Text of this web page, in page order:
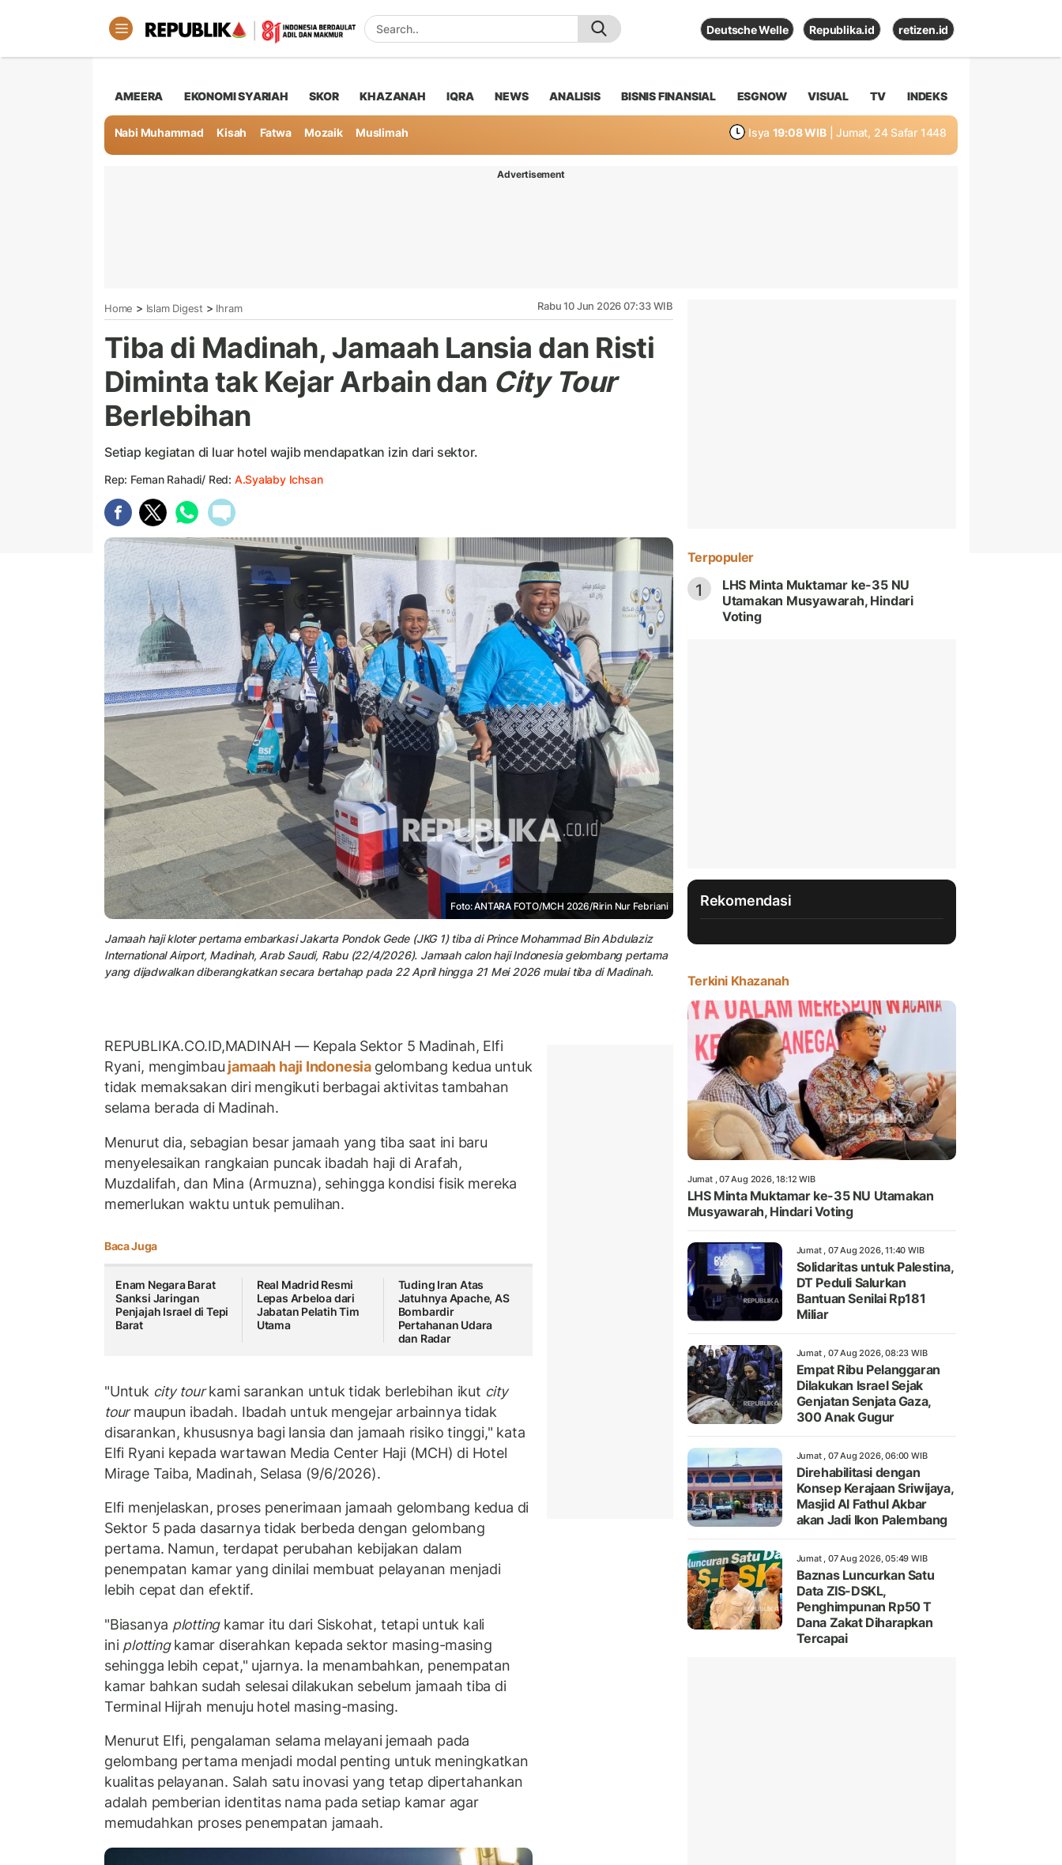
Deutsche Welle Republika.id retizen.id
AMEERA EKONOMI SYARIAH SKOR KHAZANAH IQRA NEWS ANALISIS BISNIS FINANSIAL ESGNOW VISUAL TV INDEKS
Nabi Muhammad Kisah Fatwa Mozaik Muslimah Isya 19:08 WIB | Jumat, 24 Safar 1448
Advertisement
Home > Islam Digest > Ihram Rabu 10 Jun 2026 07:33 WIB
Tiba di Madinah, Jamaah Lansia dan Risti
Diminta tak Kejar Arbain dan City Tour
Berlebihan
Setiap kegiatan di luar hotel wajib mendapatkan izin dari sektor.
Rep: Fernan Rahadi/ Red: A.Syalaby Ichsan
Foto: ANTARA FOTO/MCH 2026/Ririn Nur Febriani
Jamaah haji kloter pertama embarkasi Jakarta Pondok Gede (JKG 1) tiba di Prince Mohammad Bin Abdulaziz
International Airport, Madinah, Arab Saudi, Rabu (22/4/2026). Jamaah calon haji Indonesia gelombang pertama
yang dijadwalkan diberangkatkan secara bertahap pada 22 April hingga 21 Mei 2026 mulai tiba di Madinah.
REPUBLIKA.CO.ID,MADINAH — Kepala Sektor 5 Madinah, Elfi
Ryani, mengimbau jamaah haji Indonesia gelombang kedua untuk
tidak memaksakan diri mengikuti berbagai aktivitas tambahan
selama berada di Madinah.
Menurut dia, sebagian besar jamaah yang tiba saat ini baru
menyelesaikan rangkaian puncak ibadah haji di Arafah,
Muzdalifah, dan Mina (Armuzna), sehingga kondisi fisik mereka
memerlukan waktu untuk pemulihan.
Baca Juga
Enam Negara Barat
Sanksi Jaringan
Penjajah Israel di Tepi
Barat
Real Madrid Resmi
Lepas Arbeloa dari
Jabatan Pelatih Tim
Utama
Tuding Iran Atas
Jatuhnya Apache, AS
Bombardir
Pertahanan Udara
dan Radar
"Untuk city tourkami sarankan untuk tidak berlebihan ikut city
tourmaupun ibadah. Ibadah untuk mengejar arbainnya tidak
disarankan, khususnya bagi lansia dan jamaah risiko tinggi," kata
Elfi Ryani kepada wartawan Media Center Haji (MCH) di Hotel
Mirage Taiba, Madinah, Selasa (9/6/2026).
Elfi menjelaskan, proses penerimaan jamaah gelombang kedua di
Sektor 5 pada dasarnya tidak berbeda dengan gelombang
pertama. Namun, terdapat perubahan kebijakan dalam
penempatan kamar yang dinilai membuat pelayanan menjadi
lebih cepat dan efektif.
"Biasanya plottingkamar itu dari Siskohat, tetapi untuk kali
ini plottingkamar diserahkan kepada sektor masing-masing
sehingga lebih cepat," ujarnya. Ia menambahkan, penempatan
kamar bahkan sudah selesai dilakukan sebelum jamaah tiba di
Terminal Hijrah menuju hotel masing-masing.
Menurut Elfi, pengalaman selama melayani jemaah pada
gelombang pertama menjadi modal penting untuk meningkatkan
kualitas pelayanan. Salah satu inovasi yang tetap dipertahankan
adalah pemberian identitas nama pada setiap kamar agar
memudahkan proses penempatan jamaah.
Terpopuler
1
LHS Minta Muktamar ke-35 NU
Utamakan Musyawarah, Hindari
Voting
Rekomendasi
Terkini Khazanah
Jumat , 07 Aug 2026, 18:12 WIB
LHS Minta Muktamar ke-35 NU Utamakan
Musyawarah, Hindari Voting
Jumat , 07 Aug 2026, 11:40 WIB
Solidaritas untuk Palestina,
DT Peduli Salurkan
Bantuan Senilai Rp181
Miliar
Jumat , 07 Aug 2026, 08:23 WIB
Empat Ribu Pelanggaran
Dilakukan Israel Sejak
Genjatan Senjata Gaza,
300 Anak Gugur
Jumat , 07 Aug 2026, 06:00 WIB
Direhabilitasi dengan
Konsep Kerajaan Sriwijaya,
Masjid Al Fathul Akbar
akan Jadi Ikon Palembang
Jumat , 07 Aug 2026, 05:49 WIB
Baznas Luncurkan Satu
Data ZIS-DSKL,
Penghimpunan Rp50 T
Dana Zakat Diharapkan
Tercapai